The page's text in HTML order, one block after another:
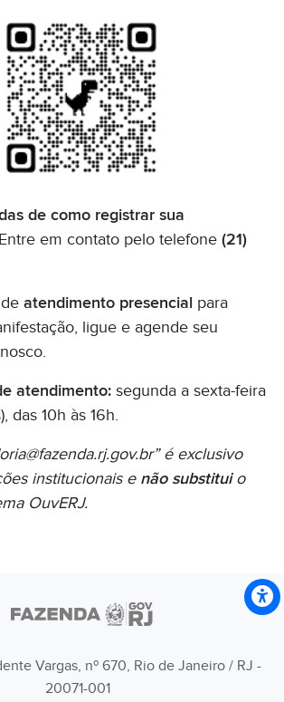
de como registrar sua
Entre em contato pelo telefone (21)
atendimento presencial para
ligue e agende seu
atendimento: segunda a sexta-feira
das 10h às 16h.
é exclusivo
institucionais e não substituio
OuvERJ.
Vargas, nº 670, Rio de Janeiro / RJ -
20071-001